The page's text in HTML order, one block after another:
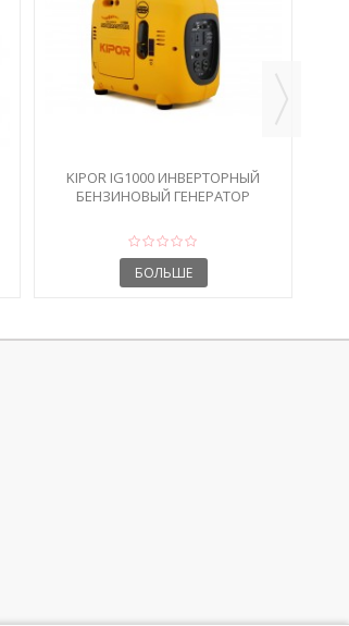
KIPOR IG1000 ИНВЕРТОРНЫЙ
БЕНЗИНОВЫЙ ГЕНЕРАТОР
БОЛЬШЕ